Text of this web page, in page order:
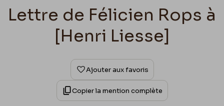
Lettre de Félicien Rops à
[Henri Liesse]
Ajouter aux favoris
Copier la mention complète